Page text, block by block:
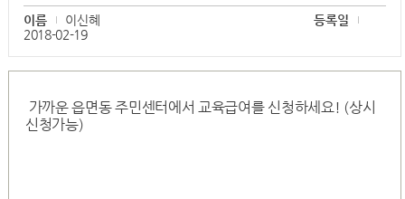
이름
이신혜
등록일
2018-02-19
가까운 읍면동 주민센터에서 교육급여를 신청하세요! (상시
신청가능)